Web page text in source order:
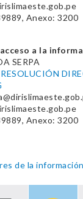
Anexo: 3200
a la
SERPA
RESOLUCIÓN
Anexo: 3200
de la información